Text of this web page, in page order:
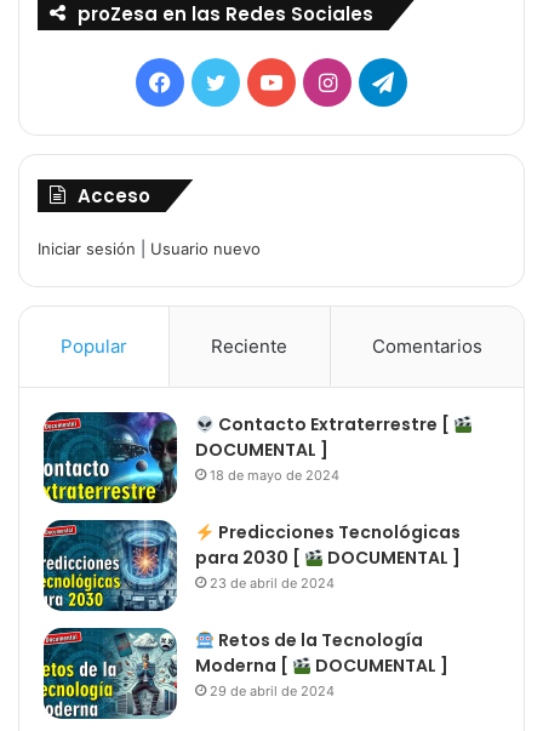
proZesa en las Redes Sociales
Facebook
TwitterYouTubeInstagramTelegram
Acceso
Iniciar sesión Usuario nuevo
Popular Reciente Comentarios
Contacto Extraterrestre [
DOCUMENTAL ]
18 de mayo de 2024
Predicciones Tecnológicas
para 2030 [
DOCUMENTAL ]
23 de abril de 2024
Retos de la Tecnología
Moderna [
DOCUMENTAL ]
29 de abril de 2024